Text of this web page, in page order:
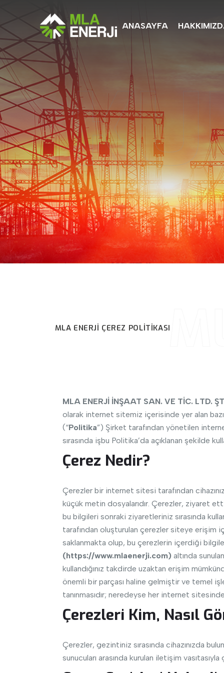
ANASAYFA
MLA ENERJİ ÇEREZ POLITIKASI
MLA ENERJİ İNŞAAT SAN. VE TİC. LTD.
olarak internet sitemiz içerisinde yer alan
(“Politika”) Şirket tarafından yönetilen
sırasında işbu Politika’da açıklanan şekilde
Çerez Nedir?
Çerezler bir internet sitesi tarafından
küçük metin dosyalarıdır. Çerezler, ziyaret
bu bilgileri sonraki ziyaretleriniz sırasında
tarafından oluşturulan çerezler siteye erişim
saklanmakta olup, bu çerezlerin içerdiği
(https://www.mlaenerji.com) altında
kullandığınız takdirde uzaktan erişim
önemli bir parçası haline gelmiştir ve temel
tanınmasıdır; neredeyse her internet
Çerezleri Kim, Nasıl
Çerezler, gezintiniz sırasında cihazınızda
sunucuları arasında kurulan iletişim